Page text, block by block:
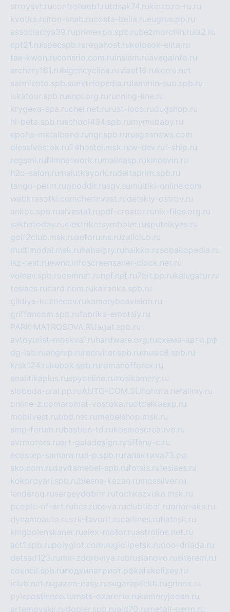
stroyavt.rucontrolweb1.rutdsak74.rukinzozo-ru.ru
kvotka.ru iron-snab.rucosta-bella.rueugrus.pp.ru
associaciya39.ruprimexpo.spb.rubezmorchin.ru ia2.ru
cpt21.ru ispecspb.ru regahost.rukolosok-elita.ru
tae-kwon.ruconsrio.com.ru insiam.ruavegainfo.ru
archery161.rubigencyclica.ruvlast16.rukorru.net
sarmiento.spb.suextelopedia.ru lammin-suo.spb.ru
iskatour.spb.rusnpi.org.ru running-line.ru
krygeva-spa.ruchel.net.ru rust-loco.rudugshop.ru
hl-beta.spb.ruschool494.spb.ru mymubaby.ru
epoha-metalband.ru ngr.spb.ru rusgosnews.com
dieselvostok.ru24hostel.msk.ruw-dev.ruf-ship.ru
regsmi.rufilmnetwork.ru malinasp.rukinosvin.ru
h2o-salon.ru malutkayork.rudeltaprim.spb.ru
tango-perm.rugooddir.rusgv.su multiki-online.com
webkrasotki.comcherinvest.rudetskiy-ostrov.ru
ankou.spb.rualvesta1.rupdf-creator.ru nix-files.org.ru
sakhatoday.ruelektrikersymboler.rusputnikyes.ru
golf2club.msk.ruaeforums.ruzallclub.ru
multimodal.msk.ru habaigry.ru haikko.rusobakopedia.ru
isz-fest.ruewnc.infoscreensaver-clock.net.ru
volnav.spb.rucomnat.ru npf.net.ru 7bit.pp.rukalugatur.ru
tesiaes.rucard.com.rukazanka.spb.ru
gildiya-kuznecov.rukameryboavision.ru
griffoncom.spb.rufabrika-emotsiy.ru
PARK-MATROSOVA.RUagat.spb.ru
avtoyurist-moskva1.ru hardware.org.ruсхема-авто.рф
dg-lab.ruangrup.ru recruiter.spb.ru music8.spb.ru
krsk124.rukubok.spb.ru romanofforex.ru
analitikaplus.ruspyonline.ruzosikamery.ru
sloboda-ural.pp.ruAUTO-COM.SU hohota.net alimy.ru
online-z.comaromat-vostoka.ruotdelkaexp.ru
mobilvest.rubbd.net.ru mebelshop.msk.ru
smp-forum.rubastion-td.rukosmoscreative.ru
avrmotors.ruart-galadesign.rutiffany-c.ru
ecostep-samara.rud-p.spb.ru галактика73.рф
sko.com.rudavitamebel-spb.rufotsis.rutesiaes.ru
kokoroyari.spb.rublesna-kazan.ru mossilver.ru
lenderoq.rusergeydobrin.rutochkazvuka.msk.ru
people-of-art.rubezzubova.ruclubtibet.ruorior-aks.ru
dynamoauto.ruszk-favorit.rucarlines.ruflatnsk.ru
kingbolenskaner.rualex-motor.ruastroline.net.ru
act1.spb.rupolyglot.com.rugidlipetsk.ruooo-driada.ru
detsad125.ru mir-zdoroviya.rubruslanovo.rusiterem.ru
council.spb.ruлодкипатриот.рфkafekolizey.ru
iclub.net.rugazon-easy.rusugarepilekb.rugrinox.ru
pylesostineco.ru msts-ozarenie.rukameryjooan.ru
artemovskij.rudopler.spb.ruaid70.ru metall-perm.ru